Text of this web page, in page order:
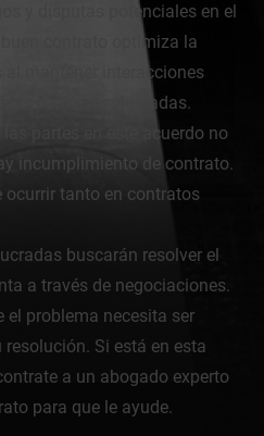
y disputas potenciales en el
contrato optimiza la
mantener interacciones
las partes involucradas.
partes en este acuerdo no
incumplimiento de contrato.
ocurrir tanto en contratos
buscarán resolver el
a través de negociaciones.
el problema necesita ser
Si está en esta
a un abogado experto
para que le ayude.